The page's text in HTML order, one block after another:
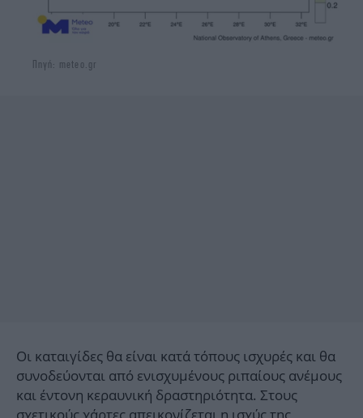
Πηγή: meteo.gr
Οι καταιγίδες θα είναι κατά τόπους ισχυρές και θα
συνοδεύονται από ενισχυμένους ριπαίους ανέμους
και έντονη κεραυνική δραστηριότητα. Στους